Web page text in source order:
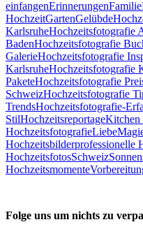
einfangenErinnerungenFamilie
HochzeitGartenGelübde
KarlsruheHochzeitsfotografie
BadenHochzeitsfotografie
GalerieHochzeitsfotografie
KarlsruheHochzeitsfotografie
PaketeHochzeitsfotografie
SchweizHochzeitsfotografie
TrendsHochzeitsfotografie-
StilHochzeitsreportageKitchen
HochzeitsfotografieLiebe
Hochzeitsbilderprofessionelle
HochzeitsfotosSchweiz
Hochzeitsmomente
Folge uns um nichts zu